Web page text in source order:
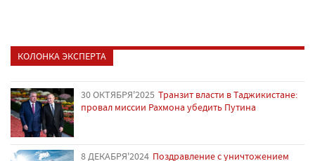
КОЛОНКА ЭКСПЕРТА
30 ОКТЯБРЯ'2025 Транзит власти в Таджикистане:
провал миссии Рахмона убедить Путина
8 ДЕКАБРЯ'2024 Поздравление с уничтожением